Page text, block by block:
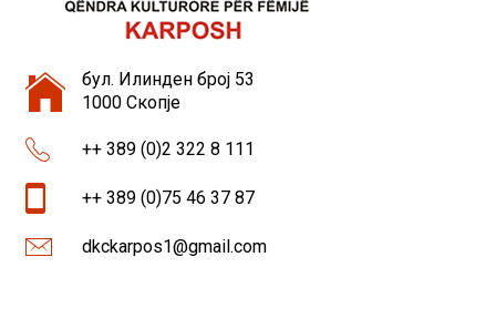
бул. Илинден број 53
1000 Скопје
++ 389 (0)2 322 8 111
++ 389 (0)75 46 37 87
dkckarpos1@gmail.com